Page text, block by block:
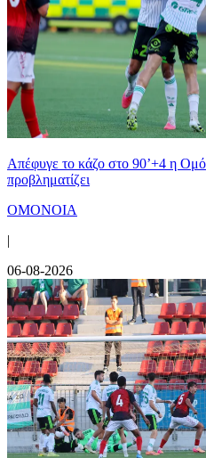
Απέφυγε το κάζο στο 90’+4 η
προβληματίζει
ΟΜΟΝΟΙΑ
|
06-08-2026